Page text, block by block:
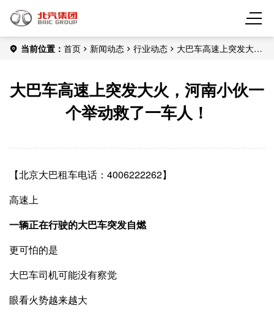
当前位置： 首页 新闻动态 行业动态
大巴车高速上突发大
大巴车高速上突发大火，河南小伙一
个举动救了一车人！
【北京大巴租车电话：4006222262】
高速上
一辆正在行驶的大巴车突发自燃
更可怕的是
大巴车司机可能没有察觉
眼看火势越来越大